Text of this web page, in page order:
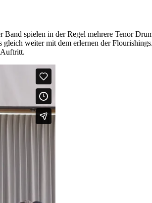
spielen in der Regel mehrere Tenor
weiter mit dem erlernen der